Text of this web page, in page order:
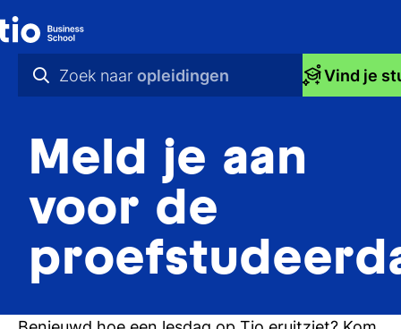
Zoek naar opleidingen
videos
nieuws
Vind je
Meld je aan
voor de